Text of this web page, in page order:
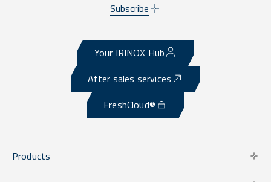
Subscribe
Your IRINOX Hub
After sales services
FreshCloud®
Products